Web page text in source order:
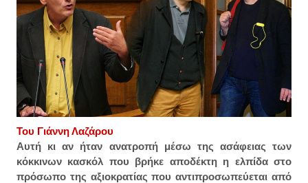
Του Γιάννη Λαζάρου
Αυτή κι αν ήταν ανατροπή μέσω της ασάφειας των
κόκκινων κασκόλ που βρήκε αποδέκτη η ελπίδα στο
πρόσωπο της αξιοκρατίας που αντιπροσωπεύεται από